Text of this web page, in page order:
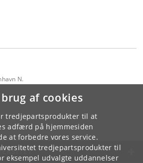
af cookies
tredjepartsprodukter til at
adfærd på hjemmesiden
at forbedre vores service.
tredjepartsprodukter til
eksempel udvalgte uddannelser
N.